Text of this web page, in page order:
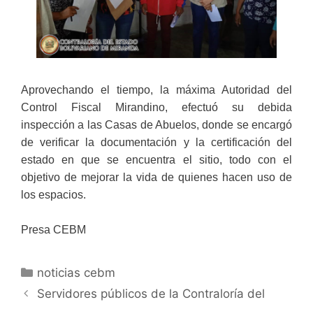
Aprovechando el tiempo, la máxima Autoridad del
Control Fiscal Mirandino, efectuó su debida
inspección a las Casas de Abuelos, donde se encargó
de verificar la documentación y la certificación del
estado en que se encuentra el sitio, todo con el
objetivo de mejorar la vida de quienes hacen uso de
los espacios.
Presa CEBM
noticias cebm
Servidores públicos de la Contraloría del